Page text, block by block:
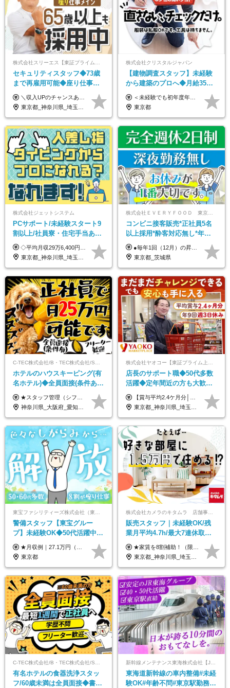
株式会社スリーエス【東証プライム上場グループ】
セキュリティスタッフ◆73歳
まで再雇用可能◆座り仕事中
心◆東証プライム上場G◆応
募者全員面接◆賞与年2回
＼収入UPのチャンスあり◎昇給も可能です！／ ◆正社員 月給(地域による）＋グレード手当、深夜手当、残業代（全額支給）等の各種手当＋賞与年2回 ＜東京都／神奈川県（横浜市）＞ 月給21万4000円～27万円 ＜埼玉県／千葉県＞ 月給19万90000円～25万1000円 ＜栃木県／茨城県／山梨県＞ 月給18万4000円～23万6000円 【試用期間】 正社員：3ヵ月 アルバイト：なし ※試用期間と本採用後の給与・待遇に差異はありません ※グレード手当、深夜手当の詳細額は面接にてご案内させていただきます ※正社員は60歳定年のため、60代の方は嘱託社員での採用です。給与条件は嘱託給与となり、退職金と賞与がありません ＼正社員は「グレード認定制」という評価あり！制度勤続年数等に応じて入社時から手当を支給／ ◆グレードI：＋2000円（入社時～） ◆グレードII：＋5000円（在籍1年以上＆当社基準に当てはまる方） ◆グレードIII：＋1万円（社内試験の合格者） ◆アルバイト・パート 東京都:時給1226円 神奈川県:時給1225円 千葉県：時給1140円 埼玉県:時給1141円 栃木県:1068円 茨城県:1074円 山梨県:1052円
東京都_神奈川県_埼玉県_千葉県_茨城県_栃木県_山梨県
株式会社クリスタルジャパン
【建物調査スタッフ】未経験
から建築のプロへ◆月給35万
円～＋賞与年2回◆官公庁・
UR直取引◆残業月10h
＜未経験でも初年度年収490万円～＞ ◆月給35万円～65万円＋賞与年2回（7月・12月） 【なぜ未経験に35万円を払えるのか】 UR都市機構様・日本郵政様・官公庁との直取引で中間マージンがなく、修繕・緊急対応だけで年4,000～5,000件。仕事が途切れない基盤があるため、調査を担う人材に相応の給与を支払えます。 【昇給について】 年齢や社歴ではなく、成長と貢献に応じて昇給する仕組みです。1回の昇給で年収100万円UPした社員もいます。 ※経験・スキルに応じて加給・優遇いたします ※試用期間3ヶ月（その間の給与・待遇に差異はありません） ※上記月給には、固定残業代（月45時間分／8.8万円～16.5万円）を含みます。超過分は別途全額支給します ※実際の残業は月平均10時間程度です。固定残業代は残業の有無にかかわらず全額支給します 【固定残業代について】 固定残業45時間分（88,000円～165,000円）を含む ※超過分は別途全額支給
東京都
株式会社ジェットシステム
PCサポート/未経験スタート9
割以上/社員寮・住宅手当あり/
正社員デビューOK/20代～30
代活躍中/全国募集
◇平均月収29万6,400円(各種手当含む) ◇住宅手当⇒最大家賃の半額支給 ◇賞与年2回支給 ■月給22万5,000円以上＋地域手当＋時間外手当＋住宅手当＋家族手当 ※経験やスキルに応じて給与を決定します ※試用期間2ヶ月あり（期間内は時給1,060円以上となります） └地域により上がる可能性があり／例：東京都時給1,370円 └その他待遇に差異なし ＜モデル月収例＞ 1年目：296,400円 3年目：320,000円 【固定残業代について】 なし（残業代は、実際の労働時間に応じて別途全額支給）
東京都_神奈川県_埼玉県_千葉県_大阪府_愛知県_北海道_青森県_岩手県_宮城県_秋田県_山形県_福島県_茨城県_群馬県_新潟県_山梨県_長野県_富山県_石川県_静岡県_岐阜県_三重県_兵庫県_京都府_滋賀県_奈良県_和歌山県_広島県_岡山県_鳥取県_島根県_山口県_徳島県_香川県_愛媛県_高知県_福岡県_熊本県_佐賀県_長崎県_大分県_宮崎県_沖縄県
コンビニ接客販売*正社員5名
以上採用*酔客対応無し*年休
120日～*創業59年の安定基盤*
コンビニ経験者優遇
●毎年1回（12月）の昇給で給与にしっかり反映！ ●賞与年2回あり（6月・12月） 月給26万円＋賞与年2回＋交通費全額支給 役職の有無にかかわらず、日々の頑張りは正当に評価します！ リーダー・店長昇格後は等級に合わせて給与UP＋役職手当があるので、 納得感を持って働くことができます◎ ※経験・スキルを考慮の上、決定します ※上記金額には固定残業代（21時間分・3万7300円以上）を含みます。超過分は別途全額支給します ※試用期間3ヶ月間あり（期間中の給与・待遇に差異はありません）
東京都_茨城県
ホテルのハウスキーピング(有
名ホテル)◆全員面接(条件あ
り)◆未経験OK◆リゾート地
も選べる◆月25万円
★スタッフ管理（シフト調整など）の経験があれば【月給28万円以上】 ★賞与支給実績：基本給の2ヶ月分～3ヶ月分 ＝＝ライフスタイルに合わせて働き方を選べます＝＝ ■正社員 ＜未経験者＞月給25万円(寮なしの場合)～35万円＋賞与年2回 ＜経験者＞月給28万円～35万円＋賞与年2回 ※寮をご利用の場合は月給22万円～ ※経験やスキルに応じて決定します ※残業代全額支給 ※試用期間（3ヶ月間）中の雇用形態や待遇に差異はありません ※正社員の場合、転勤の可能性あり ■契約社員 月給22万円～＋残業代全額支給 ※契約社員の場合、賞与の支給および転勤の可能性はありません ※勤務時間や勤務日数の希望があればご相談に応じます ※試用期間なし ※契約の更新 有(勤務状況により判断する) 更新上限 有(通算契約期間の上限 1年/更新回数の上限 なし)
神奈川県_大阪府_愛知県_北海道_兵庫県_京都府_広島県_福岡県_大分県_宮崎県_鹿児島県_沖縄県
店長のサポート職◆50代多数
活躍◆定年間近の方も大歓
迎！◆出勤はお昼から◆平均
賞与2.4ヶ月分◆残業少なめ
【賞与平均2.4ケ月分│決算賞与も20年以上連続で支給中！】 ＜月収例＞ 月収29万円（地域限定正社員／残業代・各種手当含む） 月収26万円（契約社員／残業代・各種手当含む） ◆月給：月給258,400円～361,500円＋残業代＋各種手当 ※給与は前職での経験、スキルを考慮し、決定します ※残業代は全額支給します ※契約社員としてご入社いただく方は、賞与額に差異あり。詳細は面接でお話しします ※試用期間3ヶ月あり。条件に変更はありません ※契約社員の場合：契約期間12カ月（更新あり） ※60歳未満でご入社いただいた方も、60歳になったタイミングで雇用形態は契約社員に切り替えとなります。
東京都_神奈川県_埼玉県_千葉県_茨城県_栃木県_群馬県
東宝ファシリティーズ株式会社（東宝株式会社100％出資）
警備スタッフ【東宝グルー
プ】未経験OK◆50代活躍中
◆1勤務で2日分休み◆8割が座
り仕事◆賞与年2回
★月収例｜27.1万円（月給+残業代2.4万円+資格手当0.2万円+家族手当0.85万円） ★賞与年2回＆充実した手当あり！ ■月給23万6,500円～＋賞与年2回＋各種手当 ┗月給には職務手当19,500円、調整手当15,000円、住宅手当18,500円、契約社員手当1,500円を含みます ※試用期間4ヶ月(期間中の給与・待遇の差異はありません) ━━━━━━━━━━ 各種手当も充実！ ━━━━━━━━━━ ★家族手当 ★役付手当 ★資格手当 ★年末年始勤務手当 ★交通費支給（月5万円以内／6ヶ月分の定期代を支給） ★残業・深夜残業手当（全額支給） ━━━━━━━━━━ 給与支給日は毎月25日です ━━━━━━━━━━ 例：1月1日付入社の場合 1月25日に基本給+変動しない手当を支給 2月25日に前月分の残業手当など変動する手当を支給
東京都
株式会社カメラのキタムラ 店舗事業部【カメラのキタムラ】
販売スタッフ｜未経験OK/残
業月平均4.7h/最大7連休取得
可/全国募集/家賃8割を会社が
負担/賞与年2回
★家賃を8割補助！（限度額は地域により異なる） ※転勤による引っ越しが発生する場合 ＝＝＝＝＝＝＝＝＝＝＝＝＝＝＝＝＝＝＝＝＝＝＝ 例えば、家賃7.5万円なら6万円は会社で負担。 あなたが支払うのは、たったの1.5万円です！ 年間では自己負担額が約72万ほどお得になります！ ＝＝＝＝＝＝＝＝＝＝＝＝＝＝＝＝＝＝＝＝＝＝＝ 月給22万8,700円～26万3,100円＋賞与年2回（初回の支給は当社規定による）＋残業手当 ＜実際の給与例＞ *24歳:月給23万4,700円＋賞与年2回（初回の支給は当社規定による）＋残業手当＋諸手当 ※上記はあくまで参考月給です。ご経歴・年齢を考慮し、当社規定により決定します ※評価により昇給あり ※残業代は別途支給あり ※試用期間2ヶ月あり（期間中の給与・待遇に差異はありません） 【実在する社員の年収モデル】 年収530万円（30歳） 年収820万円（40歳） 【入社時の想定年収】 330万円～900万円
東京都_神奈川県_埼玉県_千葉県_大阪府_愛知県_北海道_青森県_宮城県_秋田県_山形県_茨城県_群馬県_新潟県_長野県_富山県_静岡県_三重県_兵庫県_京都府_広島県_岡山県_鳥取県_山口県_徳島県_香川県_愛媛県_福岡県_熊本県_佐賀県_長崎県_大分県_宮崎県_鹿児島県
有名ホテルの食器洗浄スタッ
フ/60歳未満は全員面接◆書類
東海道新幹線の車内整備#未経
験OK#年齢不問#東京駅勤務